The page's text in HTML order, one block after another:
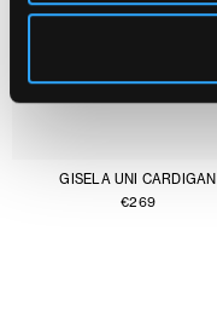
GISELA UNI CARDIGAN
€269